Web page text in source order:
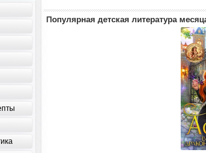
Популярная детская литература